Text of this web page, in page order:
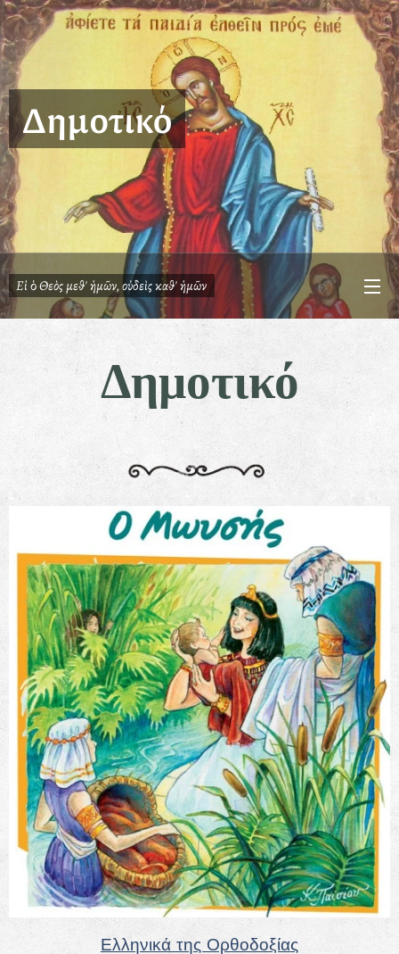
ΕἰὁΘεὸς μεθ' ἡμῶν, οὐδεὶς καθ' ἡμῶν
Δημοτικό
Δημοτικό
Ελληνικά της Ορθοδοξίας